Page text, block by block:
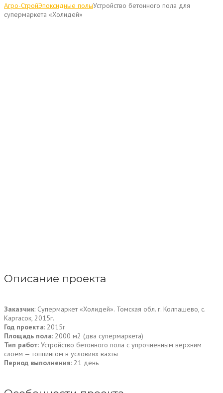
Агро-СтройЭпоксидные полыУстройство бетонного пола для
супермаркета «Холидей»
Описание проекта
Заказчик: Супермаркет «Холидей». Томская обл. г. Колпашево, с.
Каргасок, 2015г.
Год проекта: 2015г
Площадь пола: 2000 м2 (два супермаркета)
Тип работ: Устройство бетонного пола с упрочненным верхним
слоем — топпингом в условиях вахты
Период выполнения: 21 день